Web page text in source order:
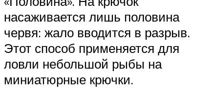
насаживается лишь половина
червя: жало вводится в разрыв.
Этот способ применяется для
ловли небольшой рыбы на
миниатюрные крючки.